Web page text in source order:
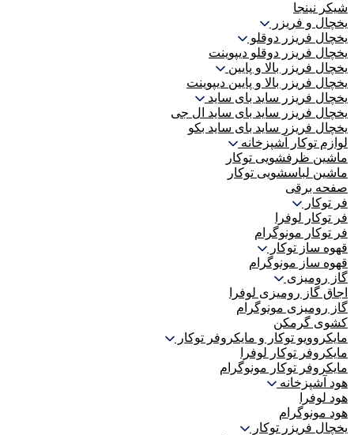
شیکر نینجا
یخچال و فریزر
یخچال فریزر دوقلو
یخچال فریزر دوقلو دیپوینت
یخچال فریزر بالا و پایین
یخچال فریزر بالا و پایین دیپوینت
یخچال فریزر ساید بای ساید
یخچال فریزر ساید بای ساید ال جی
یخچال فریزر ساید بای ساید بکو
لوازم توکار آشپزخانه
ماشین ظرفشویی توکار
ماشین لباسشویی توکار
صفحه برقی
فر توکار
فر توکار لوفرا
فر توکار مونوگرام
قهوه ساز توکار
قهوه ساز مونوگرام
گاز رومیزی
اجاق گاز رومیزی لوفرا
گاز رومیزی مونوگرام
کشوی گرمکن
مایکروویو توکار و مایکروفر توکار
مایکروفر توکار لوفرا
مایکروفر توکار مونوگرام
هود آشپزخانه
هود لوفرا
هود مونوگرام
یخچال فریزر توکار